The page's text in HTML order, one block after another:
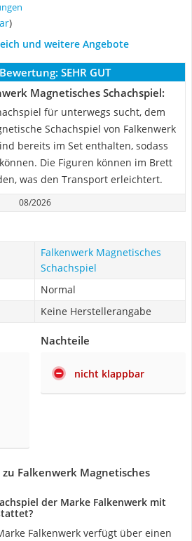
)
und weitere Angebote
SEHR GUT
Magnetisches Schachspiel:
für unterwegs sucht, dem
Schachspiel von Falkenwerk
bereits im Set enthalten, sodass
Die Figuren können im Brett
was den Transport erleichtert.
08/2026
Falkenwerk Magnetisches
Schachspiel
Normal
Keine Herstellerangabe
Nachteile
nicht klappbar
Falkenwerk Magnetisches
der Marke Falkenwerk mit
Falkenwerk verfügt über einen